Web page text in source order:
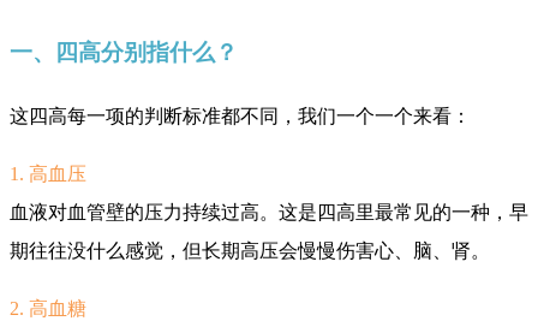
一、四高分别指什么？
这四高每一项的判断标准都不同，我们一个一个来看：
1. 高血压
血液对血管壁的压力持续过高。这是四高里最常见的一种，早
期往往没什么感觉，但长期高压会慢慢伤害心、脑、肾。
2. 高血糖